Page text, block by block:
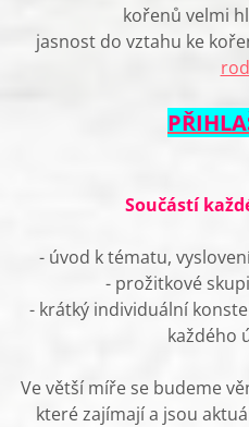
kořenů velmi
jasnost do vztahu ke
Součástí
- úvod k tématu,
- prožitkové
- krátký individuální
každého
Ve větší míře se budeme
které zajímají a jsou